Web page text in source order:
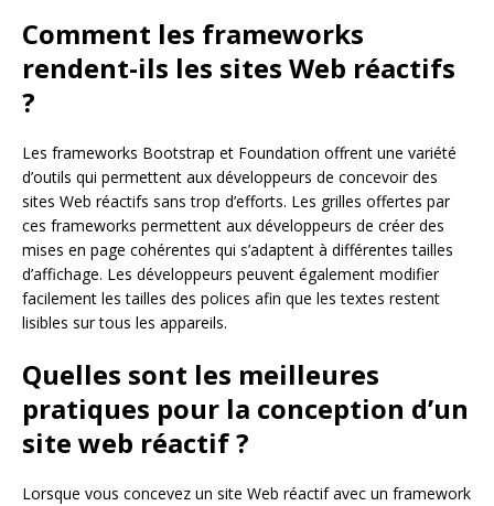
Comment les frameworks
rendent-ils les sites Web réactifs
?
Les frameworks Bootstrap et Foundation offrent une variété
d’outils qui permettent aux développeurs de concevoir des
sites Web réactifs sans trop d’efforts. Les grilles offertes par
ces frameworks permettent aux développeurs de créer des
mises en page cohérentes qui s’adaptent à différentes tailles
d’affichage. Les développeurs peuvent également modifier
facilement les tailles des polices afin que les textes restent
lisibles sur tous les appareils.
Quelles sont les meilleures
pratiques pour la conception d’un
site web réactif ?
Lorsque vous concevez un site Web réactif avec un framework